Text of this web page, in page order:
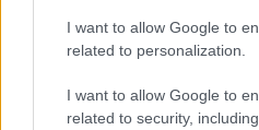
I want to allow Google to
related to personalization.
I want to allow Google to
related to security,
A GYŐRI AUDI ETO KC
MÉRKŐZÉSE